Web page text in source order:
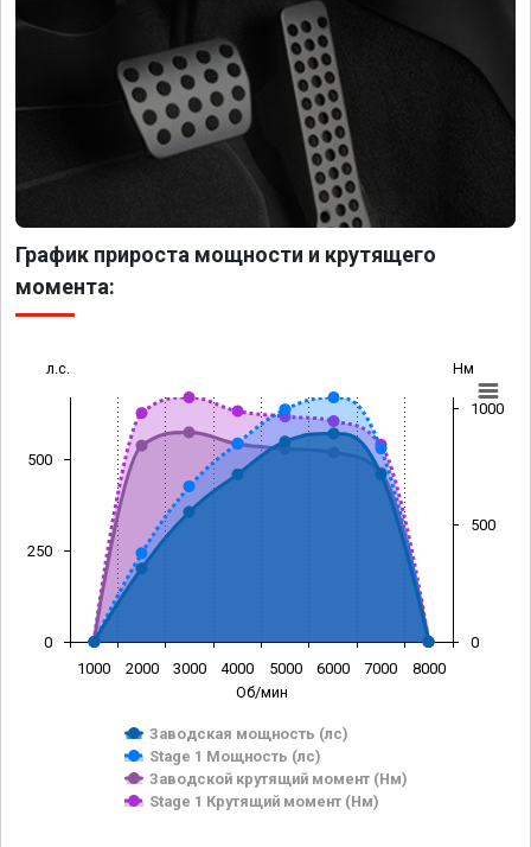
График прироста мощности и крутящего
момента:
Об/мин
л.с. Нм
Заводская мощность (лс)
Stage 1 Мощность (лс)
Заводской крутящий момент (Нм)
Stage 1 Крутящий момент (Нм)
1000 2000 3000 4000 5000 6000 7000 8000
0
250
500
0
500
1000